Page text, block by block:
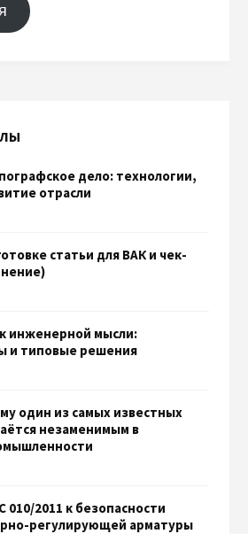
дело: технологии,
отрасли
статьи для ВАК и чек-
инженерной мысли:
и типовые решения
один из самых известных
незаменимым в
010/2011 к безопасности
регулирующей арматуры